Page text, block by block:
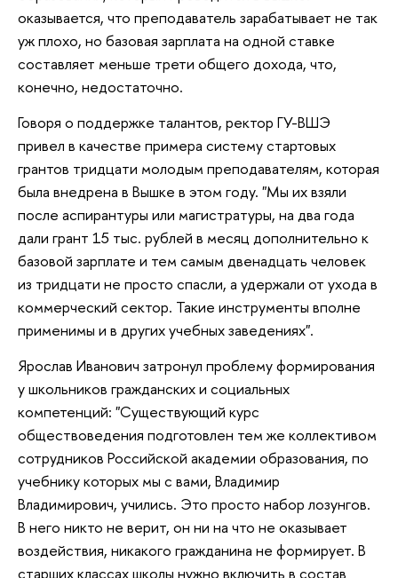
оказывается, что преподаватель зарабатывает не так
уж плохо, но базовая зарплата на одной ставке
составляет меньше трети общего дохода, что,
конечно, недостаточно.
Говоря о поддержке талантов, ректор ГУ-ВШЭ
привел в качестве примера систему стартовых
грантов тридцати молодым преподавателям, которая
была внедрена в Вышке в этом году. "Мы их взяли
после аспирантуры или магистратуры, на два года
дали грант 15 тыс. рублей в месяц дополнительно к
базовой зарплате и тем самым двенадцать человек
из тридцати не просто спасли, а удержали от ухода в
коммерческий сектор. Такие инструменты вполне
применимы и в других учебных заведениях".
Ярослав Иванович затронул проблему формирования
у школьников гражданских и социальных
компетенций: "Существующий курс
обществоведения подготовлен тем же коллективом
сотрудников Российской академии образования, по
учебнику которых мы с вами, Владимир
Владимирович, учились. Это просто набор лозунгов.
В него никто не верит, он ни на что не оказывает
воздействия, никакого гражданина не формирует. В
старших классах школы нужно включить в состав